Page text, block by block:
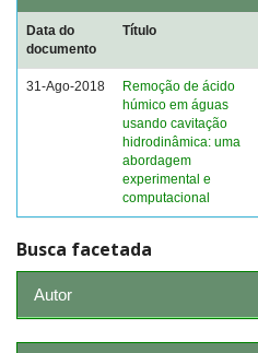
Data do
documento
Título
31-Ago-2018
Remoção de ácido
húmico em águas
usando cavitação
hidrodinâmica: uma
abordagem
experimental e
computacional
Busca facetada
Autor